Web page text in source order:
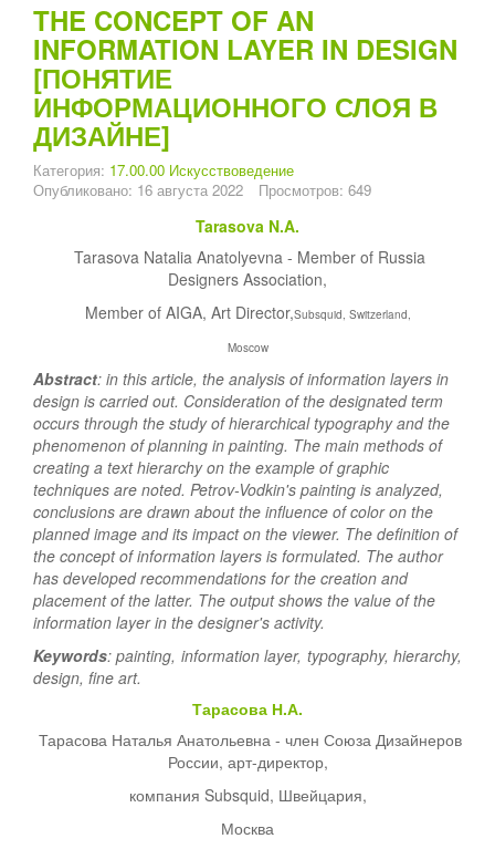
THE CONCEPT OF AN
INFORMATION LAYER IN DESIGN
[ПОНЯТИЕ
ИНФОРМАЦИОННОГО СЛОЯ В
ДИЗАЙНЕ]
Категория: 17.00.00 Искусствоведение
Опубликовано: 16 августа 2022
Просмотров: 649
Tarasova N.A.
Tarasova Natalia Anatolyevna - Member of Russia
Designers Association,
Member of AIGA, Art Director,Subsquid, Switzerland,
Moscow
Abstract: in this article, the analysis of information layers in
design is carried out. Consideration of the designated term
occurs through the study of hierarchical typography and the
phenomenon of planning in painting. The main methods of
creating a text hierarchy on the example of graphic
techniques are noted. Petrov-Vodkin's painting is analyzed,
conclusions are drawn about the influence of color on the
planned image and its impact on the viewer. The definition of
the concept of information layers is formulated. The author
has developed recommendations for the creation and
placement of the latter. The output shows the value of the
information layer in the designer's activity.
Keywords: painting, information layer, typography, hierarchy,
design, fine art.
Тарасова Н.А.
Тарасова Наталья Анатольевна - член Союза Дизайнеров
России, арт-директор,
компания Subsquid, Швейцария,
Москва